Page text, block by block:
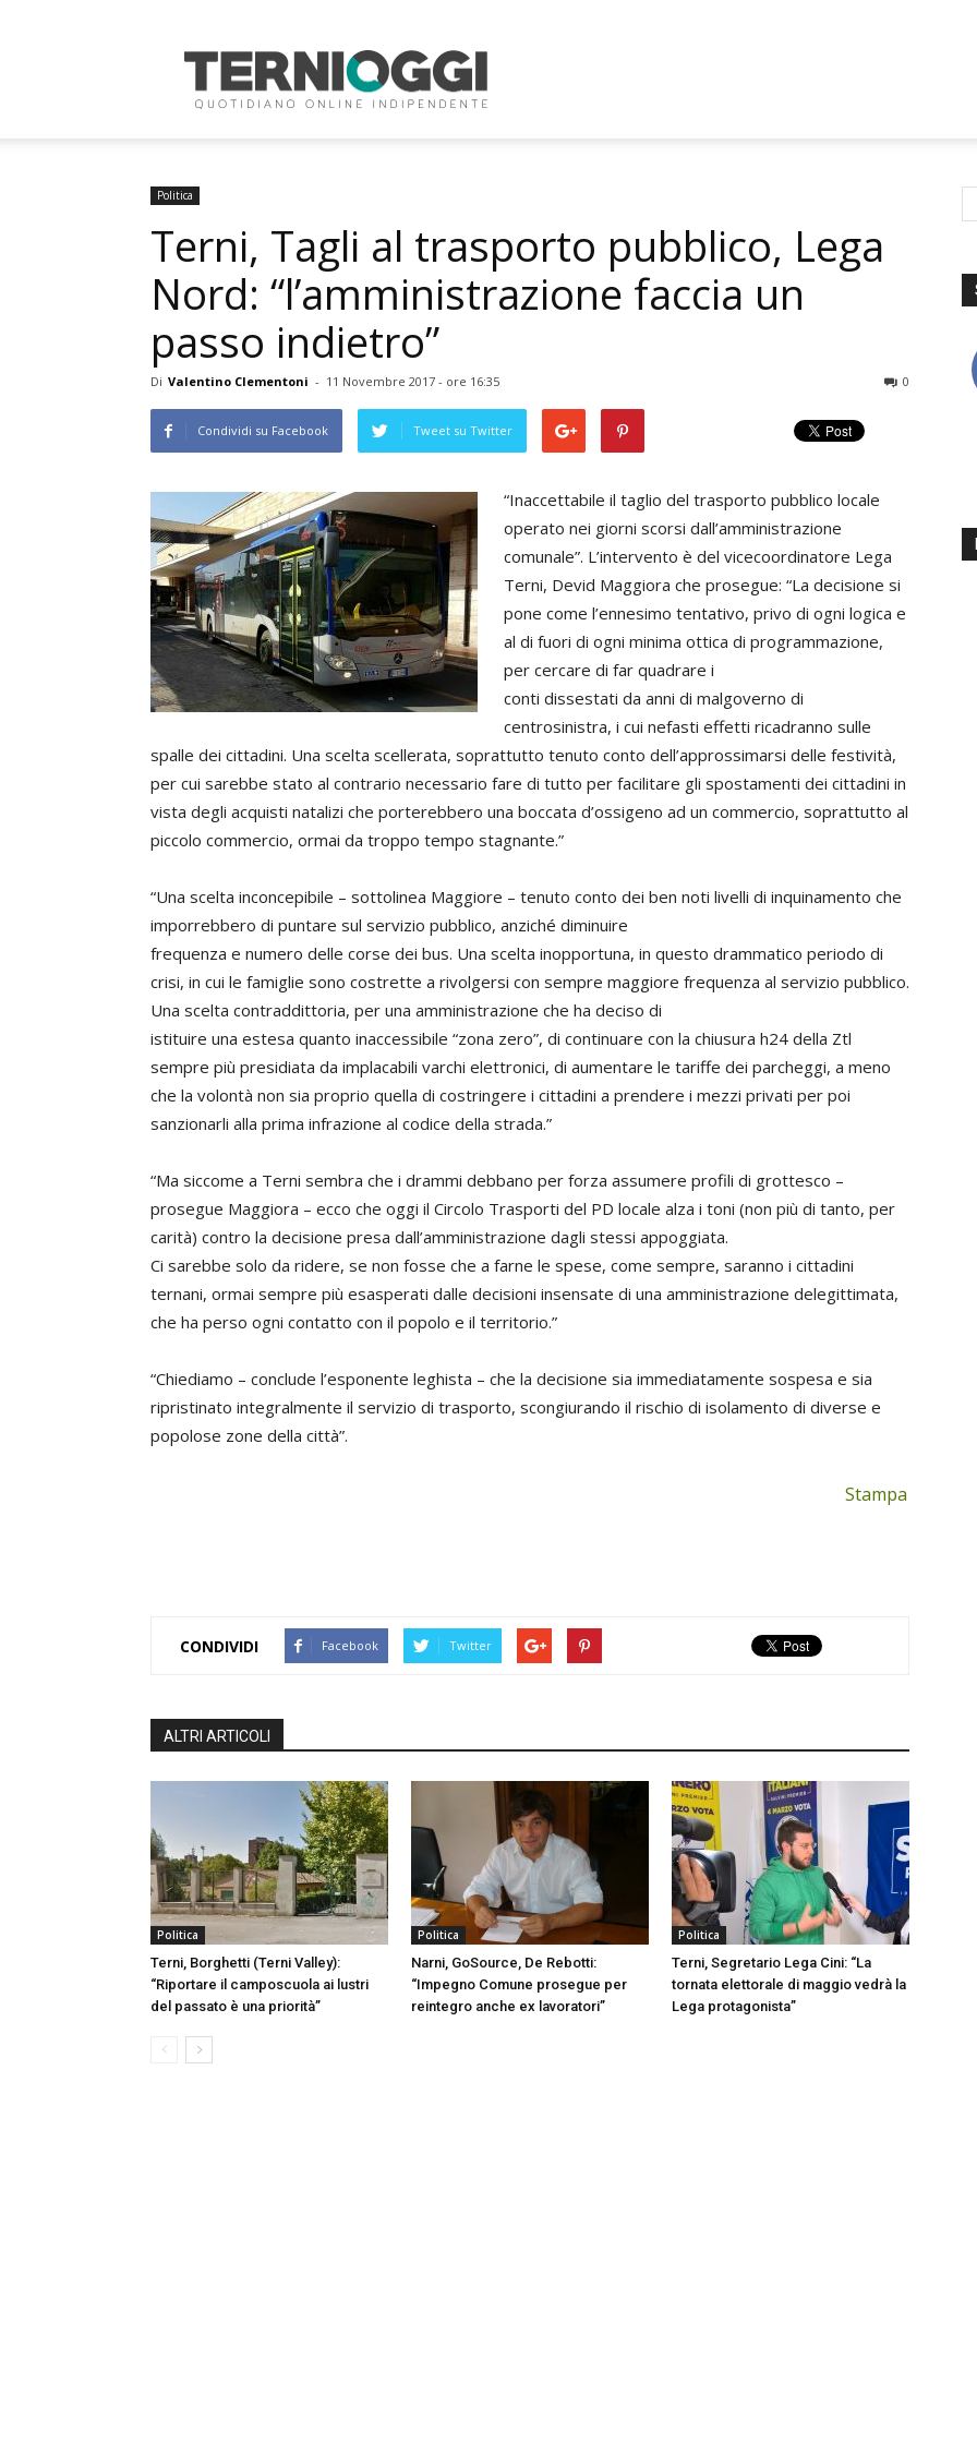
Oggi
Politica
Terni, Tagli al trasporto pubblico, Lega
Nord: “l’amministrazione faccia un
passo indietro”
Di Valentino Clementoni - 11 Novembre 2017 - ore 16:35 0
Condividi su Facebook Tweet su Twitter
“Inaccettabile il taglio del trasporto pubblico locale
operato nei giorni scorsi dall’amministrazione
comunale”. L’intervento è del vicecoordinatore Lega
Terni, Devid Maggiora che prosegue: “La decisione si
pone come l’ennesimo tentativo, privo di ogni logica e
al di fuori di ogni minima ottica di programmazione,
per cercare di far quadrare i
conti dissestati da anni di malgoverno di
centrosinistra, i cui nefasti effetti ricadranno sulle
spalle dei cittadini. Una scelta scellerata, soprattutto tenuto conto dell’approssimarsi delle festività,
per cui sarebbe stato al contrario necessario fare di tutto per facilitare gli spostamenti dei cittadini in
vista degli acquisti natalizi che porterebbero una boccata d’ossigeno ad un commercio, soprattutto al
piccolo commercio, ormai da troppo tempo stagnante.”
“Una scelta inconcepibile – sottolinea Maggiore – tenuto conto dei ben noti livelli di inquinamento che
imporrebbero di puntare sul servizio pubblico, anziché diminuire
frequenza e numero delle corse dei bus. Una scelta inopportuna, in questo drammatico periodo di
crisi, in cui le famiglie sono costrette a rivolgersi con sempre maggiore frequenza al servizio pubblico.
Una scelta contraddittoria, per una amministrazione che ha deciso di
istituire una estesa quanto inaccessibile “zona zero”, di continuare con la chiusura h24 della Ztl
sempre più presidiata da implacabili varchi elettronici, di aumentare le tariffe dei parcheggi, a meno
che la volontà non sia proprio quella di costringere i cittadini a prendere i mezzi privati per poi
sanzionarli alla prima infrazione al codice della strada.”
“Ma siccome a Terni sembra che i drammi debbano per forza assumere profili di grottesco –
prosegue Maggiora – ecco che oggi il Circolo Trasporti del PD locale alza i toni (non più di tanto, per
carità) contro la decisione presa dall’amministrazione dagli stessi appoggiata.
Ci sarebbe solo da ridere, se non fosse che a farne le spese, come sempre, saranno i cittadini
ternani, ormai sempre più esasperati dalle decisioni insensate di una amministrazione delegittimata,
che ha perso ogni contatto con il popolo e il territorio.”
“Chiediamo – conclude l’esponente leghista – che la decisione sia immediatamente sospesa e sia
ripristinato integralmente il servizio di trasporto, scongiurando il rischio di isolamento di diverse e
popolose zone della città”.
Stampa
CONDIVIDI Facebook Twitter
ALTRI ARTICOLI
Politica
Terni, Borghetti (Terni Valley):
“Riportare il camposcuola ai lustri
del passato è una priorità”
Politica
Narni, GoSource, De Rebotti:
“Impegno Comune prosegue per
reintegro anche ex lavoratori”
Politica
Terni, Segretario Lega Cini: “La
tornata elettorale di maggio vedrà la
Lega protagonista”